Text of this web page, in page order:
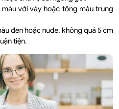
với váy hoặc tông màu trung
đen hoặc nude, không quá 5 cm
tiện.